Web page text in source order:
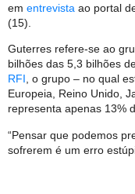
em entrevista ao portal
(15).
Guterres refere-se ao
bilhões das 5,3 bilhões
RFI, o grupo – no qual
Europeia, Reino Unido,
representa apenas 13%
“Pensar que podemos
sofrerem é um erro